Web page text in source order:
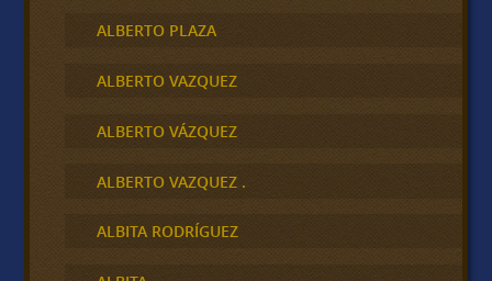
ALBERTO PLAZA
ALBERTO VAZQUEZ
ALBERTO VÁZQUEZ
ALBERTO VAZQUEZ .
ALBITA RODRÍGUEZ